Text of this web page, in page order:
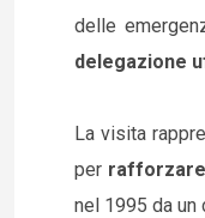
delle
delegazione
La visita
per
nel 1995 da un